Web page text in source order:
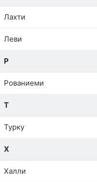
Лахти
Леви
Р
Рованиеми
Т
Турку
Х
Халли